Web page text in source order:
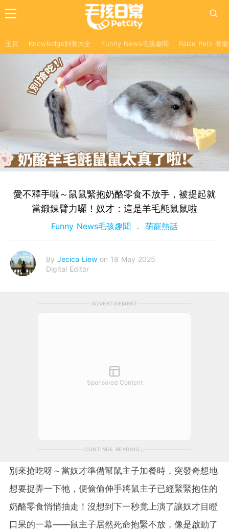
主頁 Knowledge飼養大全 Funny News毛孩趣聞 Raise Pets 養
愛不釋手啦～鼠鼠緊抱奶酪零食不放手，被提起就
當鍛鍊臂力囉！奴才：這是羊毛氈鼠鼠啦
Funny News毛孩趣聞 萌寵熱話
By Jecica Liew on 18 May 2025
Digital Editor
ADVERTISEMENT
Sponsored Content
CONTINUE READING
別來搶吃呀～當奴才準備幫鼠主子加餐時，突發奇想地
想要捉弄一下牠，便偷偷伸手將鼠主子已經緊緊抱住的
奶酪零食悄悄抽走！沒想到下一秒竟上演了讓奴才目瞪
口呆的一幕——鼠主子居然死命抱緊不放，像是啟動了